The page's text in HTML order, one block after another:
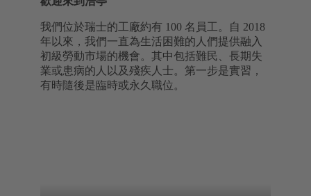
我們位於瑞士的工廠約有 100 名員工。自 2018
年以來，我們一直為生活困難的人們提供融入
初級勞動市場的機會。其中包括難民、長期失
業或患病的人以及殘疾人士。第一步是實習，
有時隨後是臨時或永久職位。